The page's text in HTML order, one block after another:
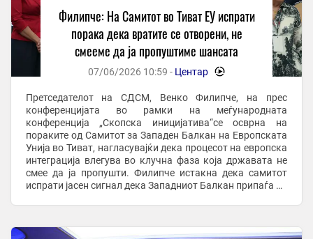
Филипче: На Самитот во Тиват ЕУ испрати
порака дека вратите се отворени, не
смееме да ја пропуштиме шансата
07/06/2026 10:59 - Центар -
Претседателот на СДСМ, Венко Филипче, на прес
конференцијата во рамки на меѓународната
конференција „Скопска иницијатива“се осврна на
пораките од Самитот за Западен Балкан на Европската
Унија во Тиват, нагласувајќи дека процесот на европска
интеграција влегува во клучна фаза која државата не
смее да ја пропушти. Филипче истакна дека самитот
испрати јасен сигнал дека Западниот Балкан припаѓа во